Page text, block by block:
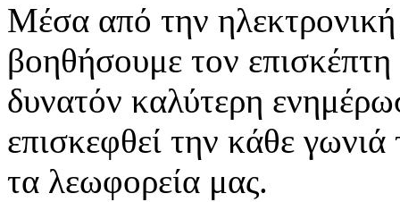
Μέσα από την ηλεκτρονική
βοηθήσουμε τον
δυνατόν καλύτερη
επισκεφθεί την κάθε
τα λεωφορεία μας.